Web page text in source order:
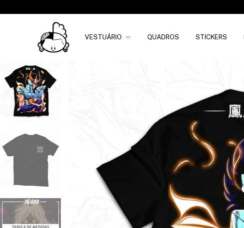
VESTUÁRIO QUADROS STICKERS